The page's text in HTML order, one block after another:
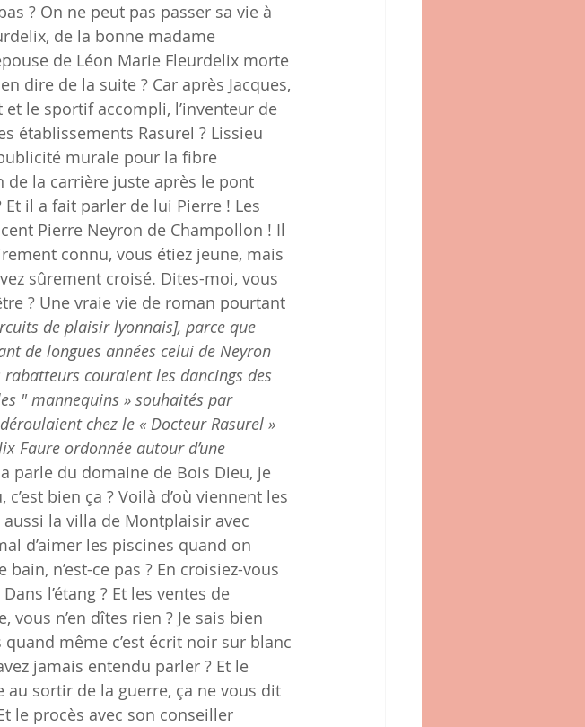
? On ne peut pas passer sa vie à
de la bonne madame
de Léon Marie Fleurdelix morte
dire de la suite ? Car après Jacques,
le sportif accompli, l’inventeur de
établissements Rasurel ? Lissieu
murale pour la fibre
de la carrière juste après le pont
Et il a fait parler de lui Pierre ! Les
Pierre Neyron de Champollon ! Il
connu, vous étiez jeune, mais
sûrement croisé. Dites-moi, vous
? Une vraie vie de roman pourtant
de plaisir lyonnais], parce que
de longues années celui de Neyron
couraient les dancings des
" mannequins » souhaités par
chez le « Docteur Rasurel »
Faure ordonnée autour d’une
parle du domaine de Bois Dieu, je
bien ça ? Voilà d’où viennent les
la villa de Montplaisir avec
d’aimer les piscines quand on
n’est-ce pas ? En croisiez-vous
l’étang ? Et les ventes de
vous n’en dîtes rien ? Je sais bien
même c’est écrit noir sur blanc
jamais entendu parler ? Et le
sortir de la guerre, ça ne vous dit
le procès avec son conseiller